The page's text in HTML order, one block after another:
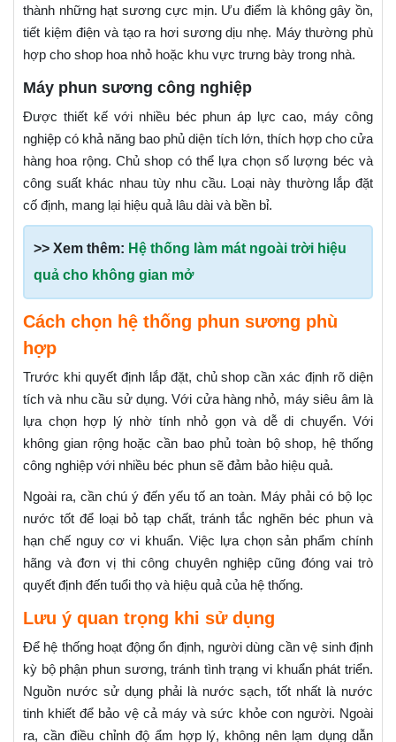
thành những hạt sương cực mịn. Ưu điểm là không gây ồn,
tiết kiệm điện và tạo ra hơi sương dịu nhẹ. Máy thường phù
hợp cho shop hoa nhỏ hoặc khu vực trưng bày trong nhà.
Máy phun sương công nghiệp
Được thiết kế với nhiều béc phun áp lực cao, máy công
nghiệp có khả năng bao phủ diện tích lớn, thích hợp cho cửa
hàng hoa rộng. Chủ shop có thể lựa chọn số lượng béc và
công suất khác nhau tùy nhu cầu. Loại này thường lắp đặt
cố định, mang lại hiệu quả lâu dài và bền bỉ.
>> Xem thêm: Hệ thống làm mát ngoài trời hiệu
quả cho không gian mở
Cách chọn hệ thống phun sương phù
hợp
Trước khi quyết định lắp đặt, chủ shop cần xác định rõ diện
tích và nhu cầu sử dụng. Với cửa hàng nhỏ, máy siêu âm là
lựa chọn hợp lý nhờ tính nhỏ gọn và dễ di chuyển. Với
không gian rộng hoặc cần bao phủ toàn bộ shop, hệ thống
công nghiệp với nhiều béc phun sẽ đảm bảo hiệu quả.
Ngoài ra, cần chú ý đến yếu tố an toàn. Máy phải có bộ lọc
nước tốt để loại bỏ tạp chất, tránh tắc nghẽn béc phun và
hạn chế nguy cơ vi khuẩn. Việc lựa chọn sản phẩm chính
hãng và đơn vị thi công chuyên nghiệp cũng đóng vai trò
quyết định đến tuổi thọ và hiệu quả của hệ thống.
Lưu ý quan trọng khi sử dụng
Để hệ thống hoạt động ổn định, người dùng cần vệ sinh định
kỳ bộ phận phun sương, tránh tình trạng vi khuẩn phát triển.
Nguồn nước sử dụng phải là nước sạch, tốt nhất là nước
tinh khiết để bảo vệ cả máy và sức khỏe con người. Ngoài
ra, cần điều chỉnh độ ẩm hợp lý, không nên lạm dụng dẫn